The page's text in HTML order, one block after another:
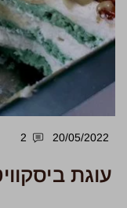
20/05/2022
2
עוגת